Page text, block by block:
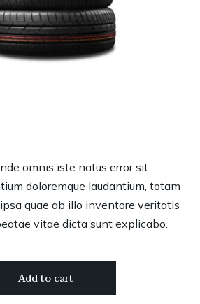
omnis iste natus error sit
doloremque laudantium, totam
quae ab illo inventore veritatis
vitae dicta sunt explicabo.
Add to cart